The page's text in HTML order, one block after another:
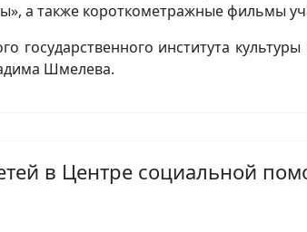
а также короткометражные фильмы
государственного института
Шмелева.
в Центре социальной